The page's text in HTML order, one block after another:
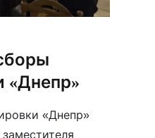
«Днепр»
«Днепр»